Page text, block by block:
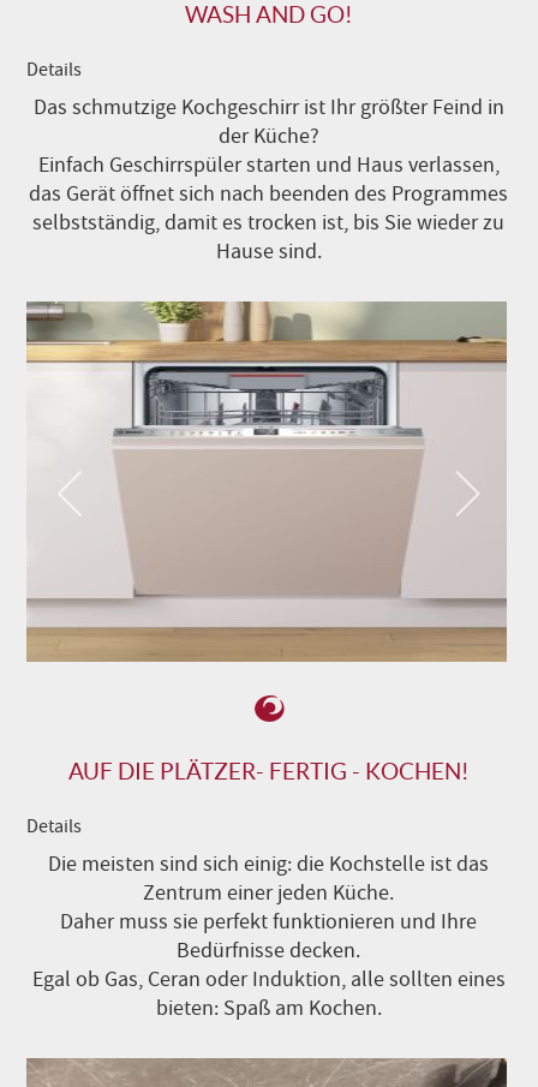
WASH AND GO!
Details
Das schmutzige Kochgeschirr ist Ihr größter Feind in
der Küche?
Einfach Geschirrspüler starten und Haus verlassen,
das Gerät öffnet sich nach beenden des Programmes
selbstständig, damit es trocken ist, bis Sie wieder zu
Hause sind.
AUF DIE PLÄTZER- FERTIG - KOCHEN!
Details
Die meisten sind sich einig: die Kochstelle ist das
Zentrum einer jeden Küche.
Daher muss sie perfekt funktionieren und Ihre
Bedürfnisse decken.
Egal ob Gas, Ceran oder Induktion, alle sollten eines
bieten: Spaß am Kochen.